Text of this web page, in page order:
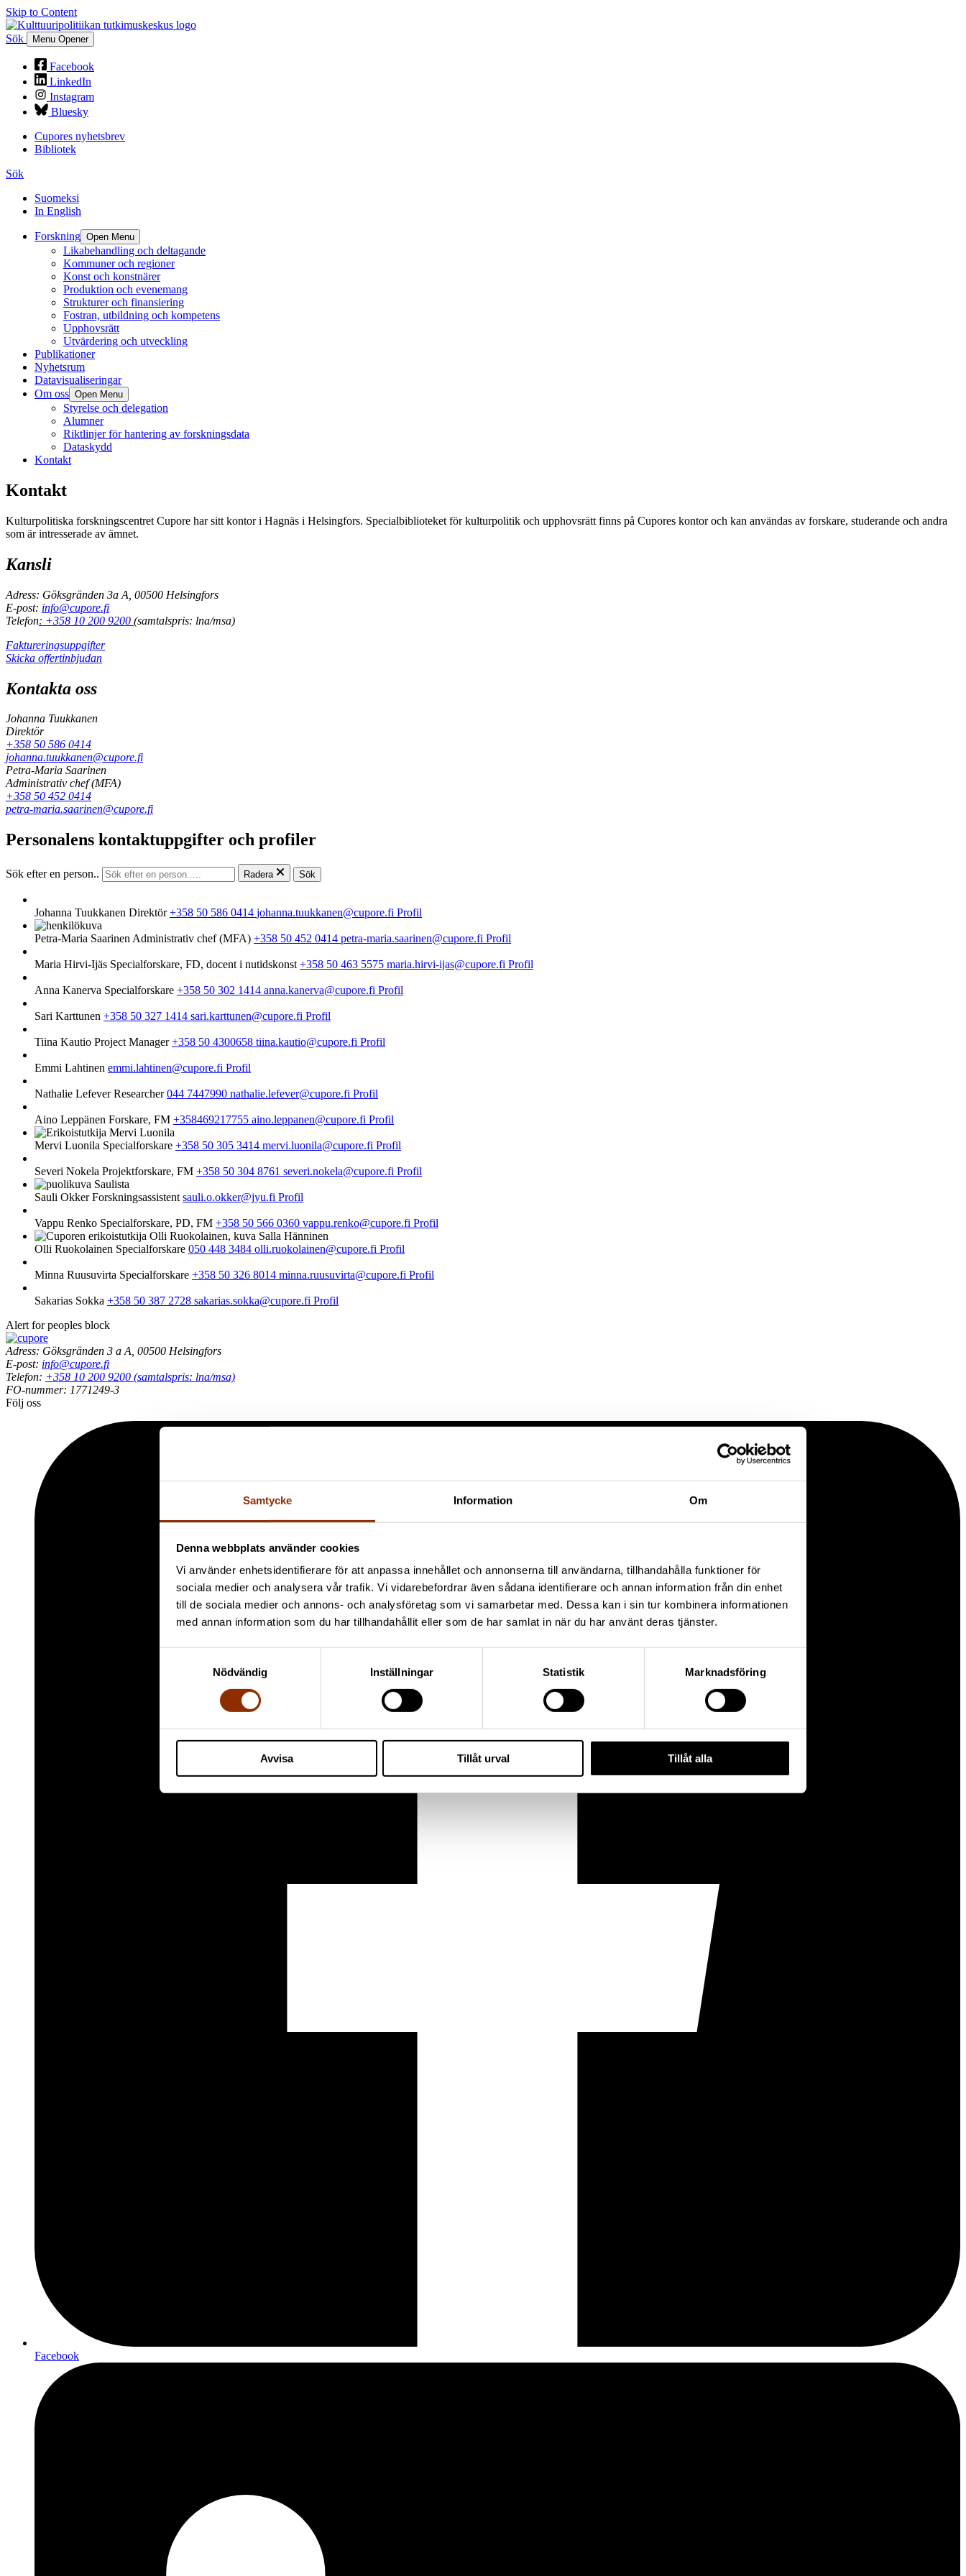
Samtycke Information Om
Denna webbplats använder cookies
Vi använder enhetsidentifierare för att anpassa innehållet och annonserna till användarna, tillhandahålla funktioner för
sociala medier och analysera vår trafik. Vi vidarebefordrar även sådana identifierare och annan information från din enhet
till de sociala medier och annons- och analysföretag som vi samarbetar med. Dessa kan i sin tur kombinera informationen
med annan information som du har tillhandahållit eller som de har samlat in när du har använt deras tjänster.
Nödvändig
Inställningar Statistik Marknadsföring
Avvisa Tillåt urval Tillåt alla
Skip to Content
Sök Menu Opener
Facebook
LinkedIn
Instagram
Bluesky
Cupores nyhetsbrev
Bibliotek
Sök
Suomeksi
In English
Forskning Open Menu
Likabehandling och deltagande
Kommuner och regioner
Konst och konstnärer
Produktion och evenemang
Strukturer och finansiering
Fostran, utbildning och kompetens
Upphovsrätt
Utvärdering och utveckling
Publikationer
Nyhetsrum
Datavisualiseringar
Om oss Open Menu
Styrelse och delegation
Alumner
Riktlinjer för hantering av forskningsdata
Dataskydd
Kontakt
Kontakt
Kulturpolitiska forskningscentret Cupore har sitt kontor i Hagnäs i Helsingfors. Specialbiblioteket för kulturpolitik och upphovsrätt finns på Cupores kontor och kan användas av forskare, studerande och andra
som är intresserade av ämnet.
Kansli
Adress: Göksgränden 3a A, 00500 Helsingfors
E-post: info@cupore.fi
Telefon: +358 10 200 9200 (samtalspris: lna/msa)
Faktureringsuppgifter
Skicka offertinbjudan
Kontakta oss
Johanna Tuukkanen
Direktör
+358 50 586 0414
johanna.tuukkanen@cupore.fi
Petra-Maria Saarinen
Administrativ chef (MFA)
+358 50 452 0414
petra-maria.saarinen@cupore.fi
Personalens kontaktuppgifter och profiler
Sök efter en person.. Radera Sök
Johanna Tuukkanen Direktör+358 50 586 0414 johanna.tuukkanen@cupore.fi Profil
Petra-Maria Saarinen Administrativ chef (MFA) +358 50 452 0414 petra-maria.saarinen@cupore.fi Profil
Maria Hirvi-Ijäs Specialforskare, FD, docent i nutidskonst +358 50 463 5575 maria.hirvi-ijas@cupore.fi Profil
Anna Kanerva Specialforskare +358 50 302 1414 anna.kanerva@cupore.fi Profil
Sari Karttunen +358 50 327 1414 sari.karttunen@cupore.fi Profil
Tiina Kautio Project Manager+358 50 4300658 tiina.kautio@cupore.fi Profil
Emmi Lahtinen emmi.lahtinen@cupore.fi Profil
Nathalie LefeverResearcher044 7447990 nathalie.lefever@cupore.fi Profil
Aino Leppänen Forskare, FM +358469217755 aino.leppanen@cupore.fi Profil
Mervi Luonila Specialforskare +358 50 305 3414 mervi.luonila@cupore.fi Profil
Severi Nokela Projektforskare, FM +358 50 304 8761 severi.nokela@cupore.fi Profil
Sauli OkkerForskningsassistent sauli.o.okker@jyu.fi Profil
Vappu Renko Specialforskare, PD, FM +358 50 566 0360 vappu.renko@cupore.fi Profil
Olli Ruokolainen Specialforskare 050 448 3484 olli.ruokolainen@cupore.fi Profil
Minna Ruusuvirta Specialforskare +358 50 326 8014 minna.ruusuvirta@cupore.fi Profil
Sakarias Sokka +358 50 387 2728 sakarias.sokka@cupore.fi Profil
Alert for peoples block
Adress: Göksgränden 3 a A, 00500 Helsingfors
E-post: info@cupore.fi
Telefon: +358 10 200 9200 (samtalspris: lna/msa)
FO-nummer: 1771249-3
Följ oss
Facebook